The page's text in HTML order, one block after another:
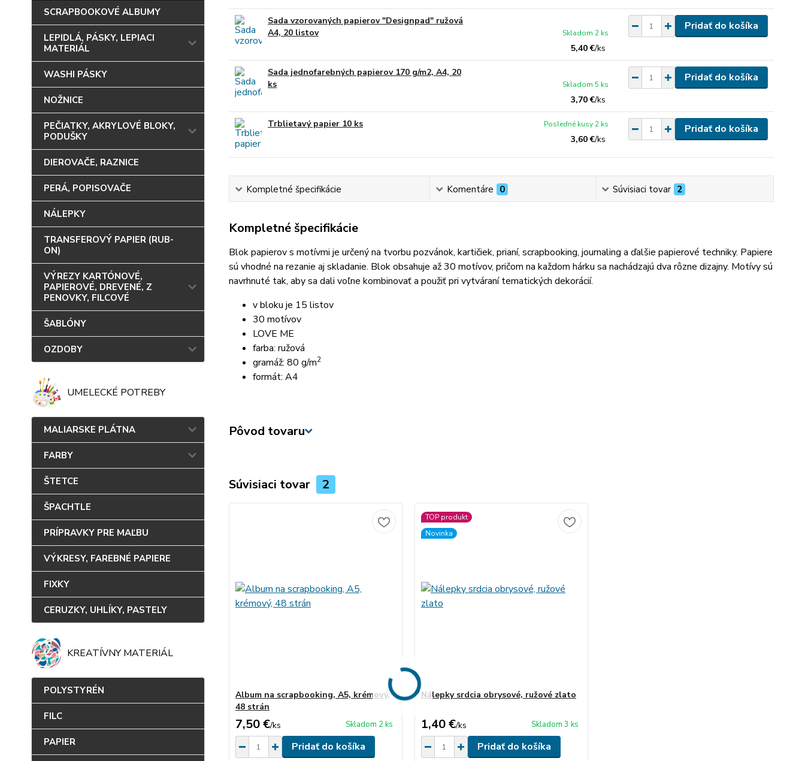
SCRAPBOOKOVÉ ALBUMY
LEPIDLÁ, PÁSKY, LEPIACI
MATERIÁL
WASHI PÁSKY
NOŽNICE
PEČIATKY, AKRYLOVÉ BLOKY,
PODUŠKY
DIEROVAČE, RAZNICE
PERÁ, POPISOVAČE
NÁLEPKY
TRANSFEROVÝ PAPIER (RUB-
ON)
VÝREZY KARTÓNOVÉ,
PAPIEROVÉ, DREVENÉ, Z
PENOVKY, FILCOVÉ
ŠABLÓNY
OZDOBY
UMELECKÉ POTREBY
MALIARSKE PLÁTNA
FARBY
ŠTETCE
ŠPACHTLE
PRÍPRAVKY PRE MAĽBU
VÝKRESY, FAREBNÉ PAPIERE
FIXKY
CERUZKY, UHLÍKY, PASTELY
KREATÍVNY MATERIÁL
POLYSTYRÉN
FILC
PAPIER
Sada vzorovaných papierov "Designpad" ružová
A4, 20 listov
5,40 €/ks
Skladom 2 ks
Pridať do košíka
Sada jednofarebných papierov 170 g/m2, A4, 20
ks
3,70 €/ks
Skladom 5 ks
Pridať do košíka
Trblietavý papier 10 ks
3,60 €/ks
Posledné kusy 2 ks Pridať do košíka
Kompletné špecifikácie Komentáre 0 Súvisiaci tovar 2
Kompletné špecifikácie
Blok papierov s motívmi je určený na tvorbu pozvánok, kartičiek, prianí, scrapbooking, journaling a ďalšie papierové techniky. Papiere
sú vhodné na rezanie aj skladanie. Blok obsahuje až 30 motívov, pričom na každom hárku sa nachádzajú dva rôzne dizajny. Motívy sú
navrhnuté tak, aby sa dali voľne kombinovať a použiť pri vytváraní tematických dekorácií.
v bloku je 15 listov
30 motívov
LOVE ME
farba: ružová
gramáž: 80 g/m2
formát: A4
Pôvod tovaru
Súvisiaci tovar 2
Album na scrapbooking, A5, krémový,
48 strán
7,50 €/ks Skladom 2 ks
Pridať do košíka
TOP produkt
Novinka
Nálepky srdcia obrysové, ružové zlato
1,40 €/ks Skladom 3 ks
Pridať do košíka